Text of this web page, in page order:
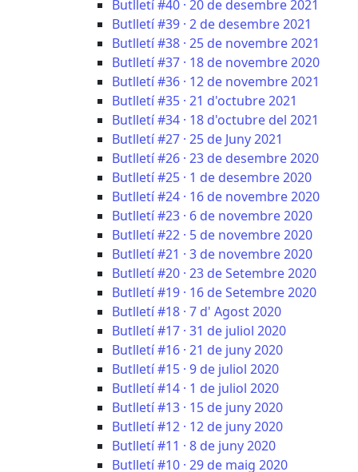
Butlletí #40 · 20 de desembre 2021
Butlletí #39 · 2 de desembre 2021
Butlletí #38 · 25 de novembre 2021
Butlletí #37 · 18 de novembre 2020
Butlletí #36 · 12 de novembre 2021
Butlletí #35 · 21 d'octubre 2021
Butlletí #34 · 18 d'octubre del 2021
Butlletí #27 · 25 de Juny 2021
Butlletí #26 · 23 de desembre 2020
Butlletí #25 · 1 de desembre 2020
Butlletí #24 · 16 de novembre 2020
Butlletí #23 · 6 de novembre 2020
Butlletí #22 · 5 de novembre 2020
Butlletí #21 · 3 de novembre 2020
Butlletí #20 · 23 de Setembre 2020
Butlletí #19 · 16 de Setembre 2020
Butlletí #18 · 7 d' Agost 2020
Butlletí #17 · 31 de juliol 2020
Butlletí #16 · 21 de juny 2020
Butlletí #15 · 9 de juliol 2020
Butlletí #14 · 1 de juliol 2020
Butlletí #13 · 15 de juny 2020
Butlletí #12 · 12 de juny 2020
Butlletí #11 · 8 de juny 2020
Butlletí #10 · 29 de maig 2020